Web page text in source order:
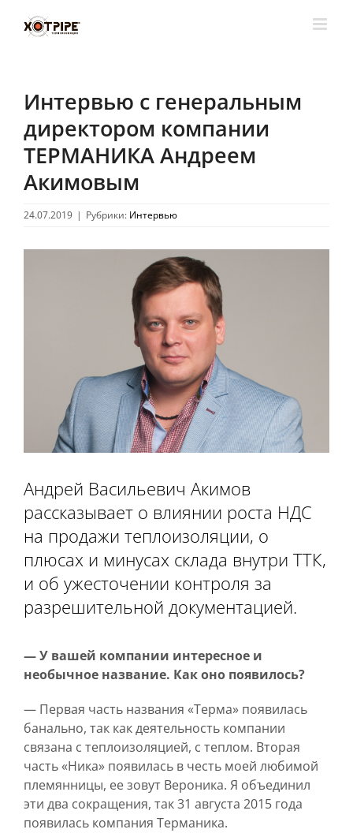
Интервью с генеральным
директором компании
ТЕРМАНИКА Андреем
Акимовым
24.07.2019 | Рубрики: Интервью
Андрей Васильевич Акимов
рассказывает о влиянии роста НДС
на продажи теплоизоляции, о
плюсах и минусах склада внутри ТТК,
и об ужесточении контроля за
разрешительной документацией.
— У вашей компании интересное и
необычное название. Как оно появилось?
— Первая часть названия «Терма» появилась
банально, так как деятельность компании
связана с теплоизоляцией, с теплом. Вторая
часть «Ника» появилась в честь моей любимой
племянницы, ее зовут Вероника. Я объединил
эти два сокращения, так 31 августа 2015 года
появилась компания Терманика.